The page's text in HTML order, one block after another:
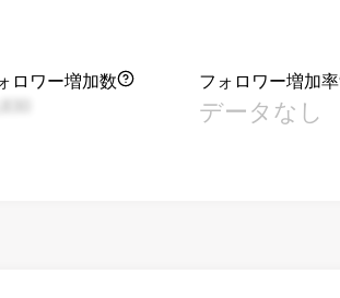
ロワー増加数
フォロワー増加率
データなし